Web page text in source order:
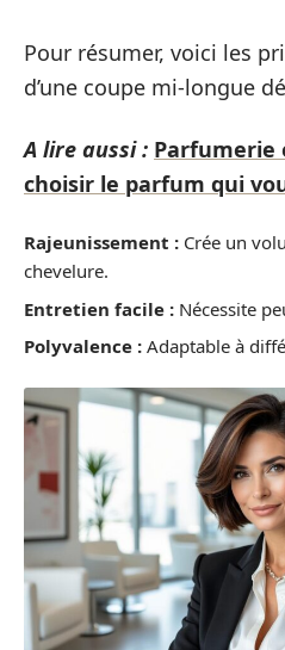
Pour résumer, voici les
d’une coupe mi-longue
A lire aussi : Parfumerie
choisir le parfum qui
Rajeunissement : Crée un
chevelure.
Entretien facile : Nécessite
Polyvalence : Adaptable à